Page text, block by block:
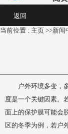
返回
当前位置 : 主页 >>新闻
户外环境多变，多
度是一个关键因素。
面上的保护膜可能会
区的冬季为例，若户